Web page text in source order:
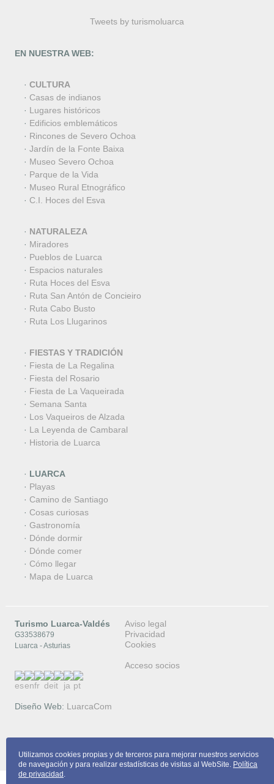
Tweets by turismoluarca
EN NUESTRA WEB:
· CULTURA
· Casas de indianos
· Lugares históricos
· Edificios emblemáticos
· Rincones de Severo Ochoa
· Jardín de la Fonte Baixa
· Museo Severo Ochoa
· Parque de la Vida
· Museo Rural Etnográfico
· C.I. Hoces del Esva
· NATURALEZA
· Miradores
· Pueblos de Luarca
· Espacios naturales
· Ruta Hoces del Esva
· Ruta San Antón de Concieiro
· Ruta Cabo Busto
· Ruta Los Llugarinos
· FIESTAS Y TRADICIÓN
· Fiesta de La Regalina
· Fiesta del Rosario
· Fiesta de La Vaqueirada
· Semana Santa
· Los Vaqueiros de Alzada
· La Leyenda de Cambaral
· Historia de Luarca
· LUARCA
· Playas
· Camino de Santiago
· Cosas curiosas
· Gastronomía
· Dónde dormir
· Dónde comer
· Cómo llegar
· Mapa de Luarca
Turismo Luarca-Valdés
G33538679
Luarca - Asturias
Aviso legal
Privacidad
Cookies
Acceso socios
Diseño Web: LuarcaCom
Copyright © 2026 Turismo Luarca-Valdés
Utilizamos cookies propias y de terceros para mejorar nuestros servicios
de navegación y para realizar estadísticas de visitas al WebSite. Política
de privacidad .